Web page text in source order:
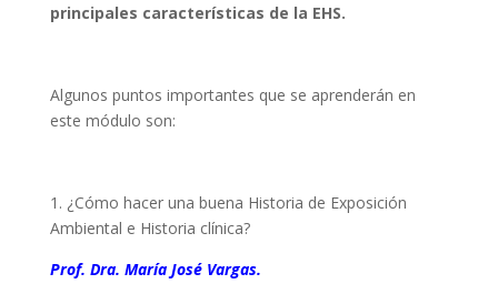
principales características de la EHS.
Algunos puntos importantes que se aprenderán en
este módulo son:
1. ¿Cómo hacer una buena Historia de Exposición
Ambiental e Historia clínica?
Prof. Dra. María José Vargas.